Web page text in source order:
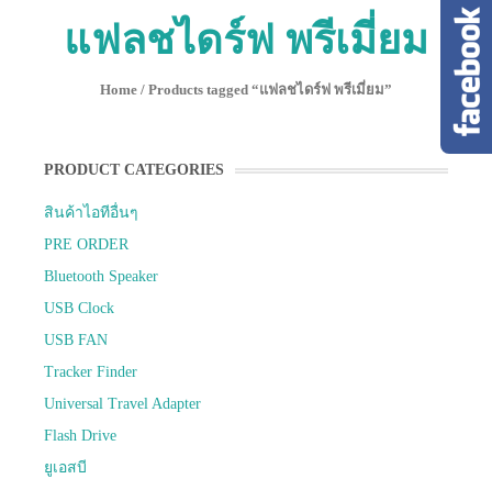
แฟลชไดร์ฟ พรีเมี่ยม
Home / Products tagged “แฟลชไดร์ฟ พรีเมี่ยม”
PRODUCT CATEGORIES
สินค้าไอทีอื่นๆ
PRE ORDER
Bluetooth Speaker
USB Clock
USB FAN
Tracker Finder
Universal Travel Adapter
Flash Drive
ยูเอสบี